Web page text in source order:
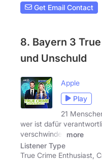
Get Email Contact
8. Bayern 3
und Unschuld
Apple
Play
21
wer ist dafür
verschwindet
more
Listener Type
True Crime Enthusiast,